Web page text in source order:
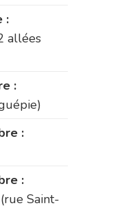
:
allées
:
:
:
Saint-